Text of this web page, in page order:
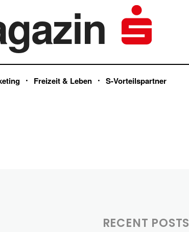
Freizeit & Leben S-Vorteilspartner
RECENT POSTS